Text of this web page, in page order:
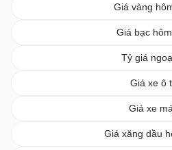
Giá vàng
Giá bạc
Tỷ giá
Giá xe ô
Giá xe
Giá xăng dầu